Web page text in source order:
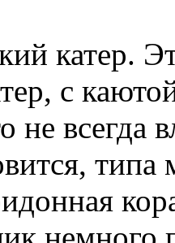
катер.
с
не всегда
типа